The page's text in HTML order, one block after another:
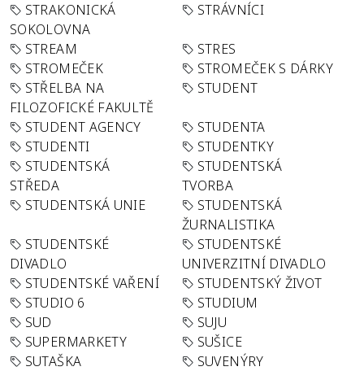
STRAKONICKÁ
SOKOLOVNA
STRÁVNÍCI
STREAM
STRES
STROMEČEK
STROMEČEK S DÁRKY
STŘELBA NA
FILOZOFICKÉ FAKULTĚ
STUDENT
STUDENT AGENCY
STUDENTA
STUDENTI
STUDENTKY
STUDENTSKÁ
STŘEDA
STUDENTSKÁ
TVORBA
STUDENTSKÁ UNIE
STUDENTSKÁ
ŽURNALISTIKA
STUDENTSKÉ
DIVADLO
STUDENTSKÉ
UNIVERZITNÍ DIVADLO
STUDENTSKÉ VAŘENÍ
STUDENTSKÝ ŽIVOT
STUDIO 6
STUDIUM
SUD
SUJU
SUPERMARKETY
SUŠICE
SUTAŠKA
SUVENÝRY